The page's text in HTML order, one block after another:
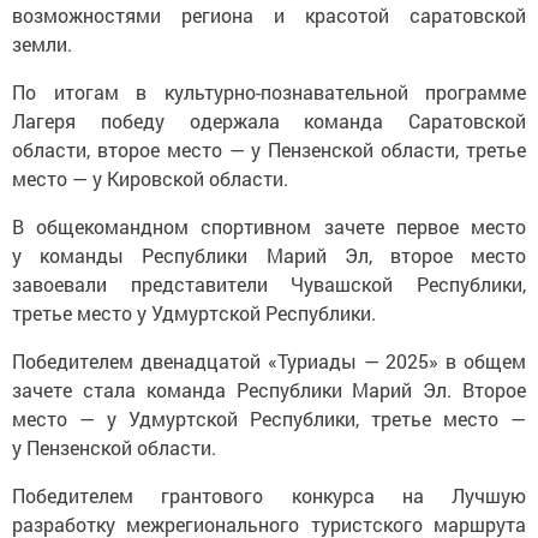
возможностями региона и красотой саратовской
земли.
По итогам в культурно-познавательной программе
Лагеря победу одержала команда Саратовской
области, второе место — у Пензенской области, третье
место — у Кировской области.
В общекомандном спортивном зачете первое место
у команды Республики Марий Эл, второе место
завоевали представители Чувашской Республики,
третье место у Удмуртской Республики.
Победителем двенадцатой «Туриады — 2025» в общем
зачете стала команда Республики Марий Эл. Второе
место — у Удмуртской Республики, третье место —
у Пензенской области.
Победителем грантового конкурса на Лучшую
разработку межрегионального туристского маршрута